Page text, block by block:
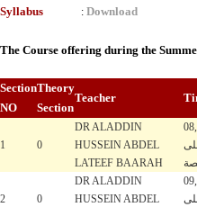
Syllabus : Download
The Course offering during the
Section
NO
Theory
Section
Teacher
1 0
DR ALADDIN
HUSSEIN ABDEL
LATEEF BAARAH
مدمج
تك303 / على
2 0
DR ALADDIN
HUSSEIN ABDEL
مدمج
تك303 / على